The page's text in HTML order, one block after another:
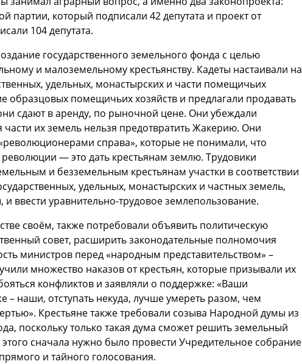
партии, который подписали 42 депутата и проект от
104 депутата.
государственного земельного фонда с целью
и малоземельному крестьянству. Кадеты настаивали на
удельных, монастырских и части помещичьих
образцовых помещичьих хозяйств и предлагали продавать
сдают в аренду, по рыночной цене. Они убеждали
их земель нельзя предотвратить Жакерию. Они
справа», которые не понимали, что
— это дать крестьянам землю. Трудовики
и безземельным крестьянам участки в соответствии
удельных, монастырских и частных земель,
уравнительно-трудовое землепользование.
своём, также потребовали объявить политическую
совет, расширить законодательные полномочия
министров перед «народным представительством» –
множество наказов от крестьян, которые призывали их
конфликтов и заявляли о поддержке: «Ваши
– наши, отступать некуда, лучше умереть разом, чем
Крестьяне также требовали созыва Народной думы из
поскольку только такая дума сможет решить земельный
сначала нужно было провести Учредительное собрание
и тайного голосования.